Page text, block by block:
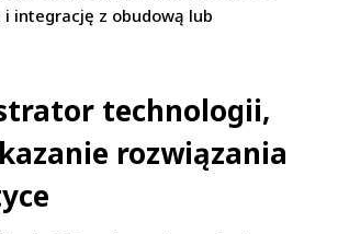
integrację z obudową lub
technologii,
rozwiązania